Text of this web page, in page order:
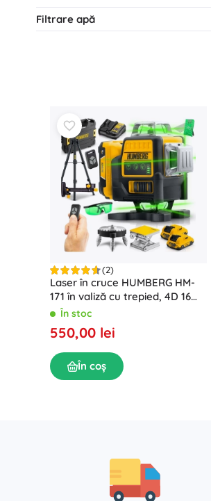
Filtrare apă
(2)
Laser în cruce HUMBERG HM-
171 în valiză cu trepied, 4D 16
linii, fascicul verde
În stoc
550,00 lei
În coș